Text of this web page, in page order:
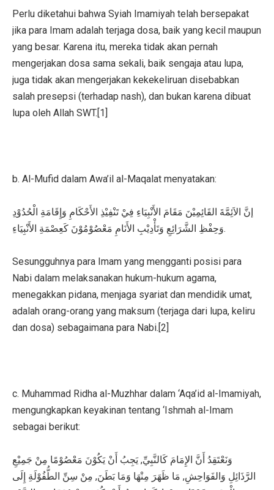
Perlu diketahui bahwa Syiah Imamiyah telah bersepakat
jika para Imam adalah terjaga dosa, baik yang kecil maupun
yang besar. Karena itu, mereka tidak akan pernah
mengerjakan dosa sama sekali, baik sengaja atau lupa,
juga tidak akan mengerjakan kekekeliruan disebabkan
salah presepsi (terhadap nash), dan bukan karena dibuat
lupa oleh Allah SWT.[1]
b. Al-Mufid dalam Awa’il al-Maqalat menyatakan:
إنَّ الاَئِمَّةَ القَائِمِيْنَ مَقَامَ الأَنْبِيَاءِ فِيْ تَنْفِيْذِ الأَحْكَامِ وَإِقَامَةِ الْحُدُوْدِ
وَحِفْظِ الشَّرَائِعِ وَتَأْدِيْبِ الأَنَامِ مَعْصُوْمُوْنَ كَعِصْمَةِ الأَنْبِيَاءِ.
Sesungguhnya para Imam yang mengganti posisi para
Nabi dalam melaksanakan hukum-hukum agama,
menegakkan pidana, menjaga syariat dan mendidik umat,
adalah orang-orang yang maksum (terjaga dari lupa, keliru
dan dosa) sebagaimana para Nabi.[2]
c. Muhammad Ridha al-Muzhhar dalam ‘Aqa’id al-Imamiyah,
mengungkapkan keyakinan tentang ‘Ishmah al-Imam
sebagai berikut:
وَنَعْتَقِدُ أَنَّ الإِمَامَ كَالنَّبِيِّ, يَجِبُ أَنْ يَكُوْنَ مَعْصُوْمًا مِنْ جَمِيْعِ
الرَّذَائِلِ وَالفَوَاحِشِ, مَا ظَهَرَ مِنْهَا وَمَا بَطَنَ, مِنْ سِنِّ الطُّفُوْلَةِ إِلَى